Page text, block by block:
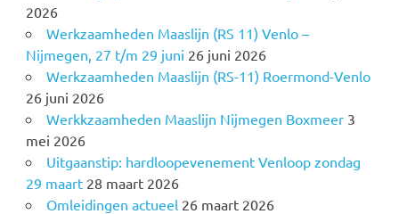
2026
Werkzaamheden Maaslijn (RS 11) Venlo –
Nijmegen, 27 t/m 29 juni 26 juni 2026
Werkzaamheden Maaslijn (RS-11) Roermond-Venlo
26 juni 2026
Werkkzaamheden Maaslijn Nijmegen Boxmeer 3
mei 2026
Uitgaanstip: hardloopevenement Venloop zondag
29 maart 28 maart 2026
Omleidingen actueel 26 maart 2026